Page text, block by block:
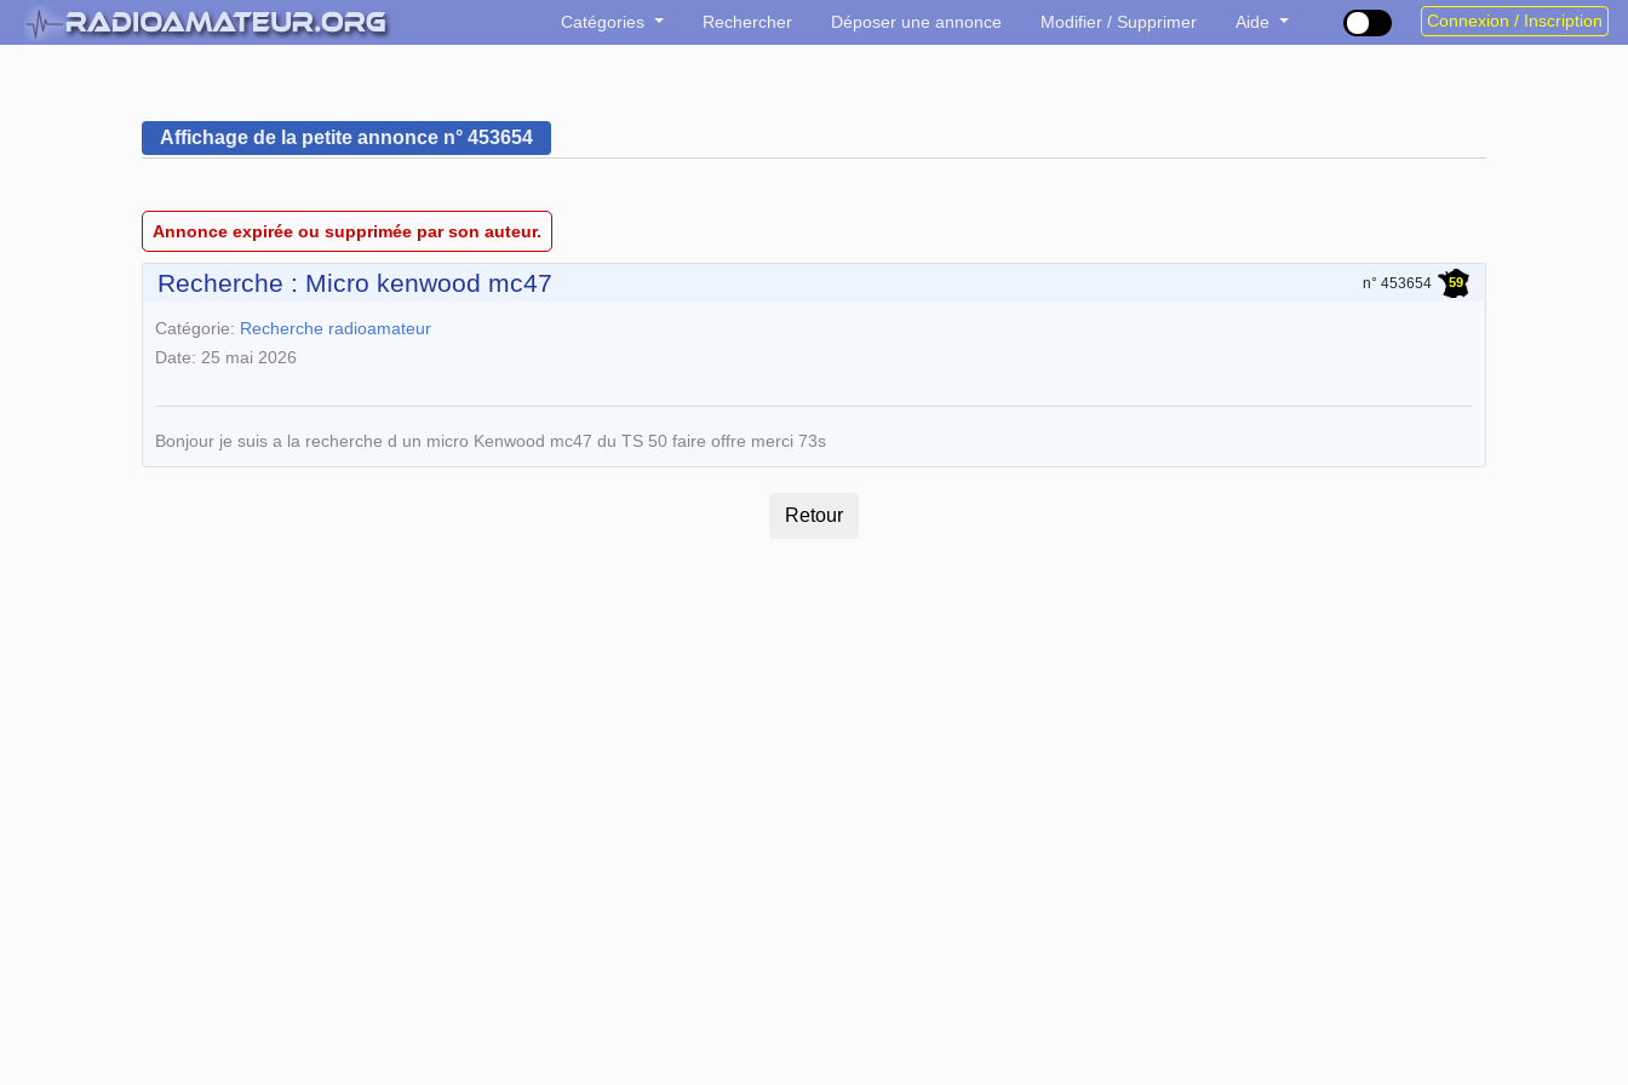
Catégories Rechercher Déposer une annonce Modifier / Supprimer Aide Connexion / Inscription
Affichage de la petite annonce n° 453654
Annonce expirée ou supprimée par son auteur.
Recherche : Micro kenwood mc47 n° 453654 59
Catégorie: Recherche radioamateur
Date: 25 mai 2026
Bonjour je suis a la recherche d un micro Kenwood mc47 du TS 50 faire offre merci 73s